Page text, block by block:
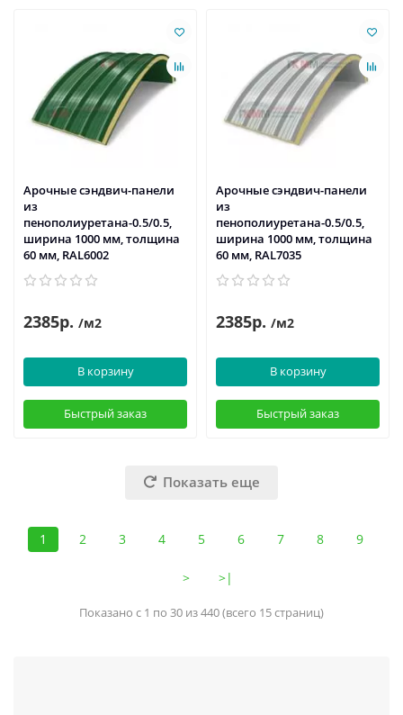
Арочные сэндвич-панели
из
пенополиуретана-0.5/0.5,
ширина 1000 мм, толщина
60 мм, RAL6002
2385р. /м2
В корзину
Быстрый заказ
Арочные сэндвич-панели
из
пенополиуретана-0.5/0.5,
ширина 1000 мм, толщина
60 мм, RAL7035
2385р. /м2
В корзину
Быстрый заказ
Показать еще
1 2 3 4 5 6 7 8 9
> >|
Показано с 1 по 30 из 440 (всего 15 страниц)